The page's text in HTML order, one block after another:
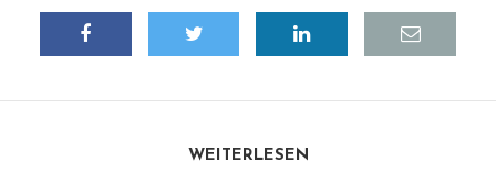
WEITERLESEN